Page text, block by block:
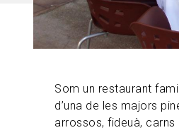
Som un restaurant
d’una de les majors
arrossos, fideuà,